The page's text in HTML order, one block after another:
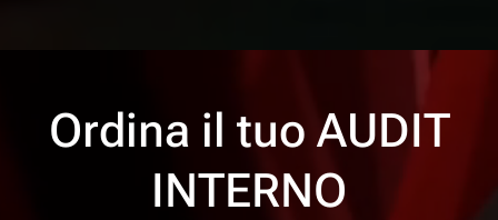
Ordina il tuo AUDIT
INTERNO